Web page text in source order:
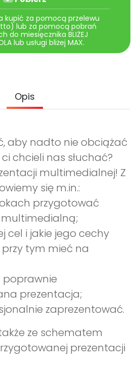
kupić za pomocą przelewu
lub za pomocą pobrań
do miesięcznika BLIŻEJ
lub usługi bliżej MAX.
Opis
aby nadto nie obciążać
chcieli nas słuchać?
multimedialnej! Z
się m.in.:
przygotować
cel i jakie jego cechy
tym mieć na
prezentacja;
zaprezentować.
ze schematem
prezentacji